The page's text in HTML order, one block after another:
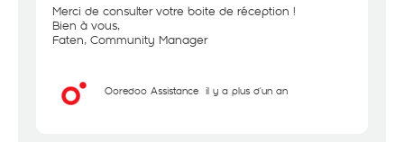
Merci de consulter votre boite de réception !
Bien à vous,
Faten, Community Manager
Ooredoo Assistance il y a plus d'un an